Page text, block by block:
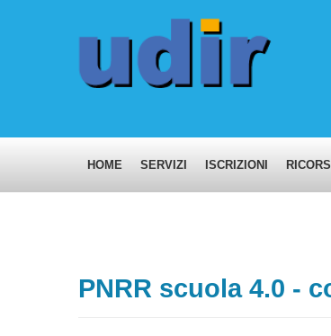
HOME SERVIZI ISCRIZIONI RICORSI
PNRR scuola 4.0 -